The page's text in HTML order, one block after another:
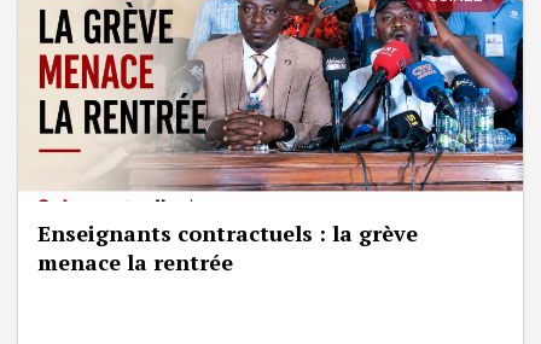
Enseignants contractuels : la grève
menace la rentrée